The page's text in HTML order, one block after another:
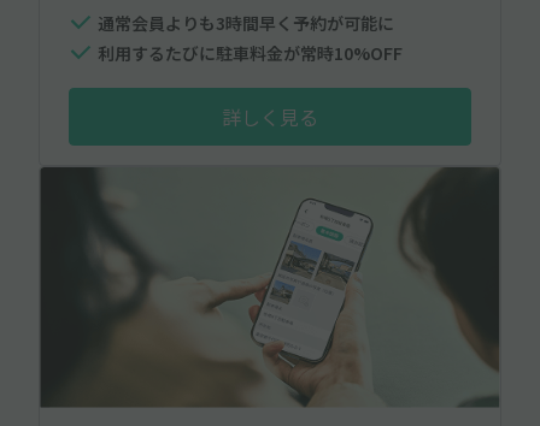
通常会員よりも3時間早く予約が可能に
利用するたびに駐車料金が常時10%OFF
詳しく見る